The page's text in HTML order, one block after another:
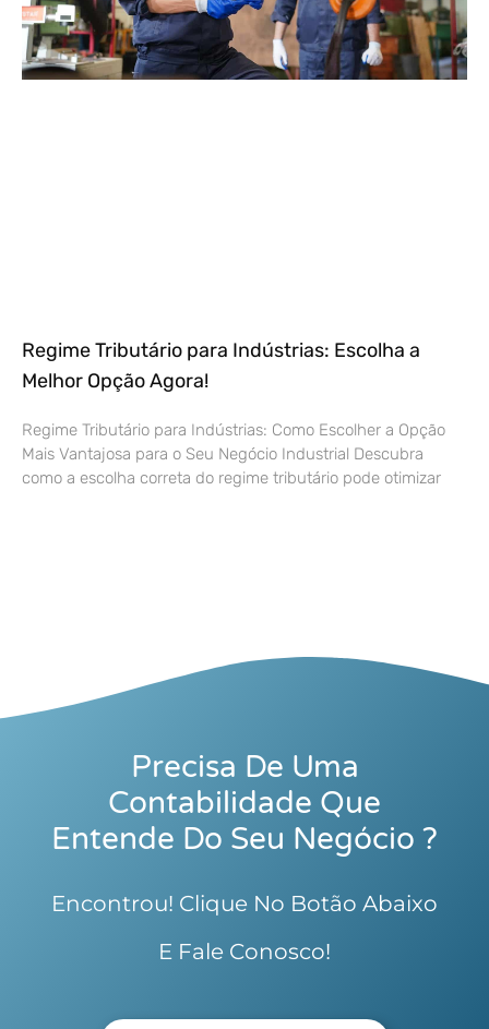
Regime Tributário para Indústrias: Escolha a
Melhor Opção Agora!
Regime Tributário para Indústrias: Como Escolher a Opção
Mais Vantajosa para o Seu Negócio Industrial Descubra
como a escolha correta do regime tributário pode otimizar
Precisa De Uma
Contabilidade Que
Entende Do Seu Negócio ?
Encontrou! Clique No Botão Abaixo
E Fale Conosco!